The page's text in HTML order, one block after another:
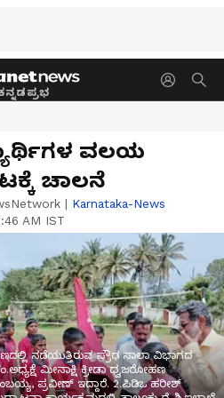
ವಲಯ
ಚಾಲನೆ
| Karnataka-News
AM IST
ನಡೆಯುತ್ತಿರುವ ಪ್ರೌಢ ಸಾಲಾ ವಿಭಾಗದ
ಮೀನಾಕ್ಷಿ ಕ್ರೀಡಾ ಧ್ವಜರೋಹಣ
ಪ್ರವೀಣ್ ಇದ್ದಾರೆ. 2.ಪಿಡಿಒ ಹರೀಶ್